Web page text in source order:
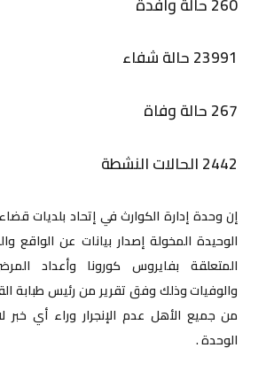
23991 حالة شفاء
267 حالة وفاة
2442 الحالات النشطة
إن وحدة إدارة الكوارث في إتحاد بلديات
الوحيدة المخولة إصدار بيانات عن الواقع
المتعلقة بفايروس كورونا وأعداد
والوفيات وذلك وفق تقرير من رئيس طبابة
من جميع الأهل عدم الإنجرار وراء أي
الوحدة .